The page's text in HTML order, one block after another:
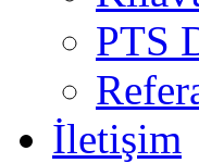
PTS
İletişim